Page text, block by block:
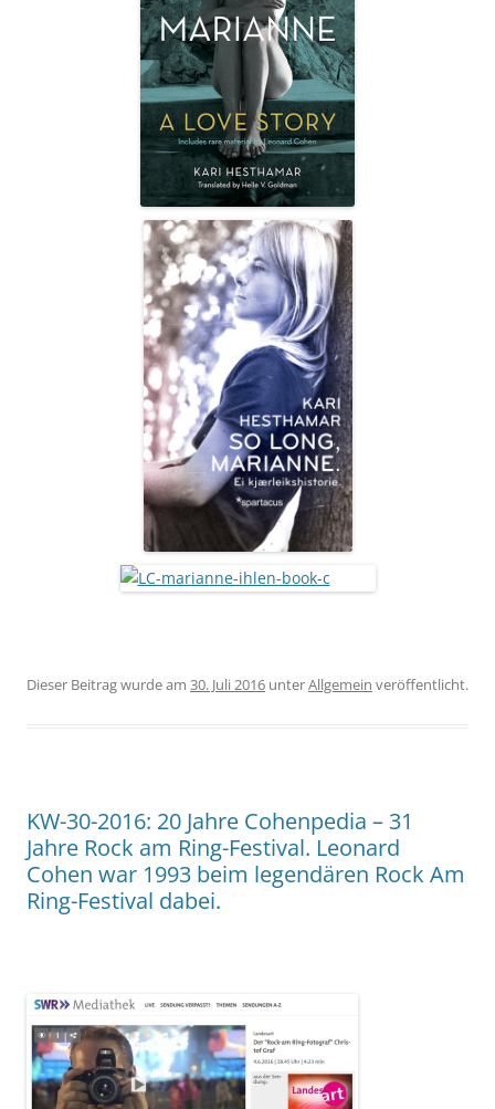
Dieser Beitrag wurde am 30. Juli 2016 unterAllgemein veröffentlicht.
KW-30-2016: 20 Jahre Cohenpedia – 31
Jahre Rock am Ring-Festival. Leonard
Cohen war 1993 beim legendären Rock Am
Ring-Festival dabei.